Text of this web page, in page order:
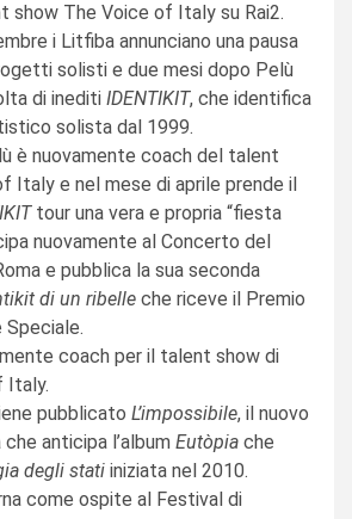
show The Voice of Italy su Rai2.
i Litfiba annunciano una pausa
solisti e due mesi dopo Pelù
di inediti IDENTIKIT, che identifica
solista dal 1999.
è nuovamente coach del talent
Italy e nel mese di aprile prende il
tour una vera e propria “fiesta
nuovamente al Concerto del
e pubblica la sua seconda
di un ribelle che riceve il Premio
Speciale.
coach per il talent show di
Italy.
pubblicato L’impossibile, il nuovo
anticipa l’album Eutòpia che
degli stati iniziata nel 2010.
come ospite al Festival di